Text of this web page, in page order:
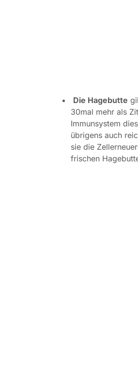
Die Hagebutte
30mal mehr als
Immunsystem
übrigens auch
sie die
frischen